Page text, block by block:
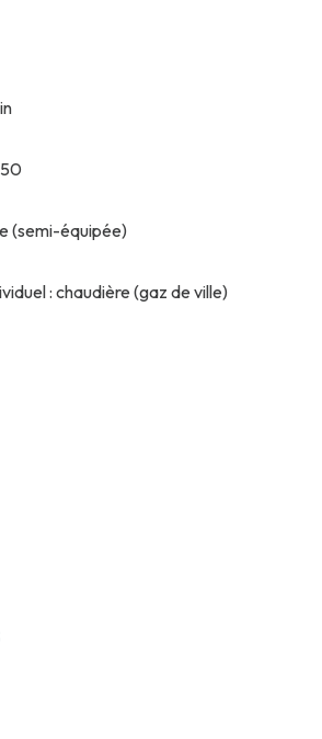
(semi-équipée)
: chaudière (gaz de ville)